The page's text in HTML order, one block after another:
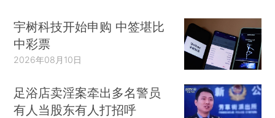
宇树科技开始申购 中签堪比
中彩票
2026年08月10日
足浴店卖淫案牵出多名警员
有人当股东有人打招呼